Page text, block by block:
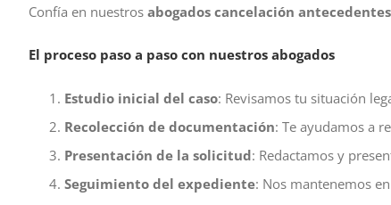
Confía en nuestros abogados cancelación
El proceso paso a paso con nuestros abogados
Estudio inicial del caso: Revisamos tu situación
Recolección de documentación: Te ayudamos a
Presentación de la solicitud: Redactamos y
Seguimiento del expediente: Nos mantenemos